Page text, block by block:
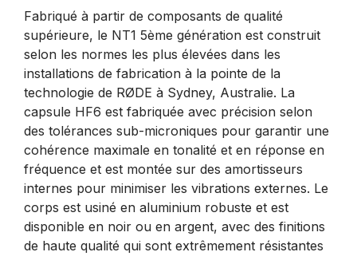
Fabriqué à partir de composants de qualité
supérieure, le NT1 5ème génération est construit
selon les normes les plus élevées dans les
installations de fabrication à la pointe de la
technologie de RØDE à Sydney, Australie. La
capsule HF6 est fabriquée avec précision selon
des tolérances sub-microniques pour garantir une
cohérence maximale en tonalité et en réponse en
fréquence et est montée sur des amortisseurs
internes pour minimiser les vibrations externes. Le
corps est usiné en aluminium robuste et est
disponible en noir ou en argent, avec des finitions
de haute qualité qui sont extrêmement résistantes